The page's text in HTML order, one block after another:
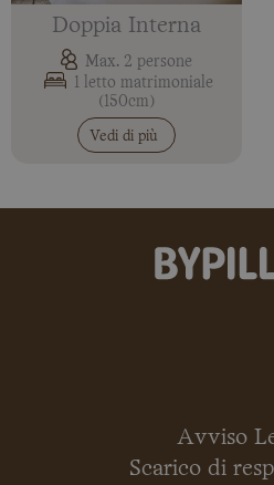
Doppia Interna
Max. 2 persone
1 letto matrimoniale
(150cm)
Vedi di più
Avviso
Scarico di